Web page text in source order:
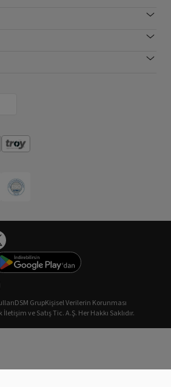
ve Satış Tic. A.Ş. Her Hakkı Saklıdır.
DSM GrupKişisel Verilerin Korunması